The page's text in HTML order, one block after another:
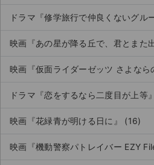
ドラマ『修学旅行で仲良くないグル
映画『あの星が降る丘で、君とまた
映画『仮面ライダーゼッツ さよなら
ドラマ『恋をするなら二度目が上等
映画『花緑青が明ける日に』 (16)
映画『機動警察パトレイバー EZY